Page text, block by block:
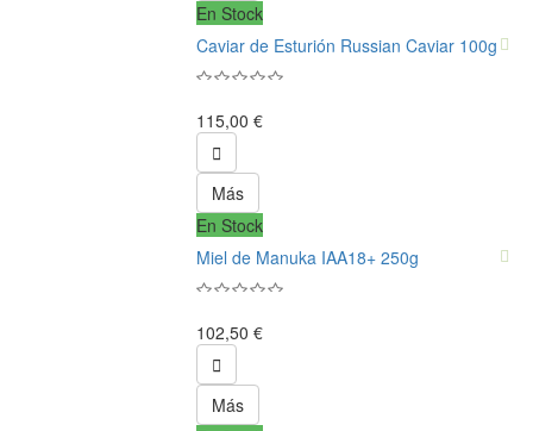
En Stock
Caviar de Esturión Russian Caviar 100g
115,00 €

Más
En Stock
Miel de Manuka IAA18+ 250g
102,50 €

Más